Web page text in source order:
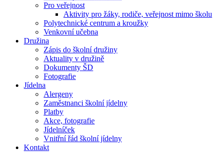
Pro veřejnost
Aktivity pro žáky, rodiče, veřejnost mimo školu
Polytechnické centrum a kroužky
Venkovní učebna
Družina
Zápis do školní družiny
Aktuality v družině
Dokumenty ŠD
Fotografie
Jídelna
Alergeny
Zaměstnanci školní jídelny
Platby
Akce, fotografie
Jídelníček
Vnitřní řád školní jídelny
Kontakt